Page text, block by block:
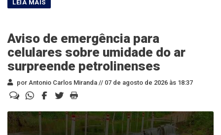
Aviso de emergência para
celulares sobre umidade do ar
surpreende petrolinenses
por Antonio Carlos Miranda // 07 de agosto de 2026 às 18:37